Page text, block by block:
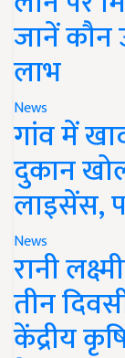
जानें कौन
लाभ
News
गांव में
दुकान
लाइसेंस,
News
रानी
तीन
केंद्रीय